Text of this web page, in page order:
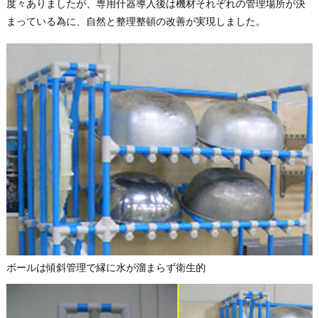
度々ありましたが、専用什器導入後は機材それぞれの管理場所が決
まっている為に、自然と整理整頓の改善が実現しました。
ボールは傾斜管理で縁に水が溜まらず衛生的